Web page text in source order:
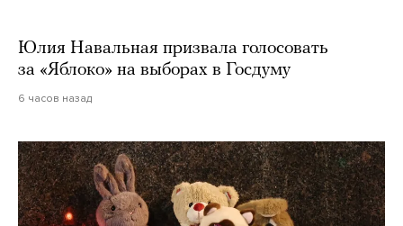
Юлия Навальная призвала голосовать
за «Яблоко» на выборах в Госдуму
6 часов назад